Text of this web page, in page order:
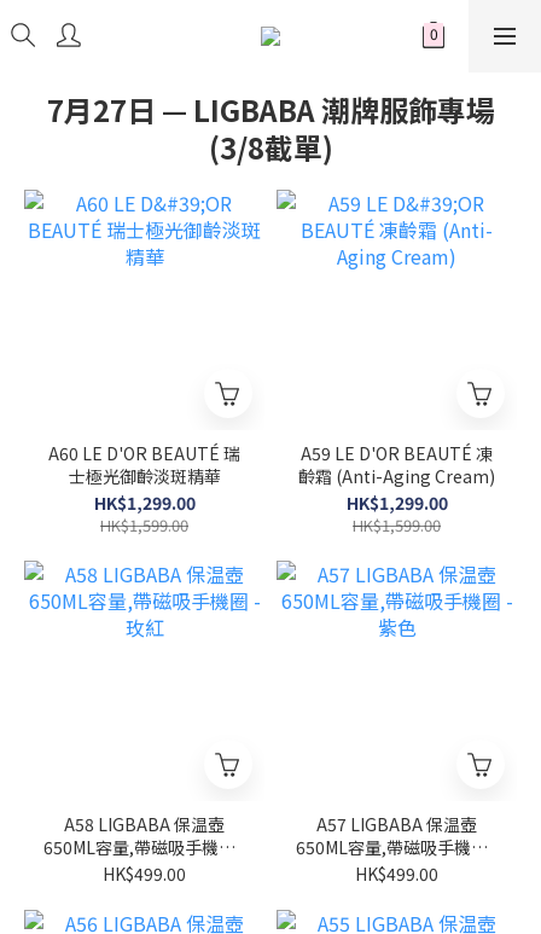
7月27日 — LIGBABA 潮牌服飾專場
(3/8截單)
A60 LE D'OR BEAUTÉ 瑞
士極光御齡淡斑精華
HK$1,299.00
HK$1,599.00
A59 LE D'OR BEAUTÉ 凍
齡霜 (Anti-Aging Cream)
HK$1,299.00
HK$1,599.00
A58 LIGBABA 保温壺
650ML容量,帶磁吸手機圈 -
玫紅
HK$499.00
A57 LIGBABA 保温壺
650ML容量,帶磁吸手機圈 -
紫色
HK$499.00